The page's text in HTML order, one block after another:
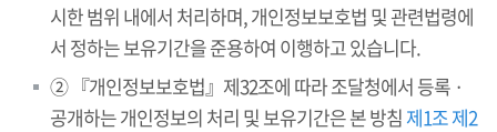
시한 범위 내에서 처리하며, 개인정보보호법 및 관련법령에
서 정하는 보유기간을 준용하여 이행하고 있습니다.
② 『개인정보보호법』제32조에 따라 조달청에서 등록 ·
공개하는 개인정보의 처리 및 보유기간은 본 방침 제1조 제2